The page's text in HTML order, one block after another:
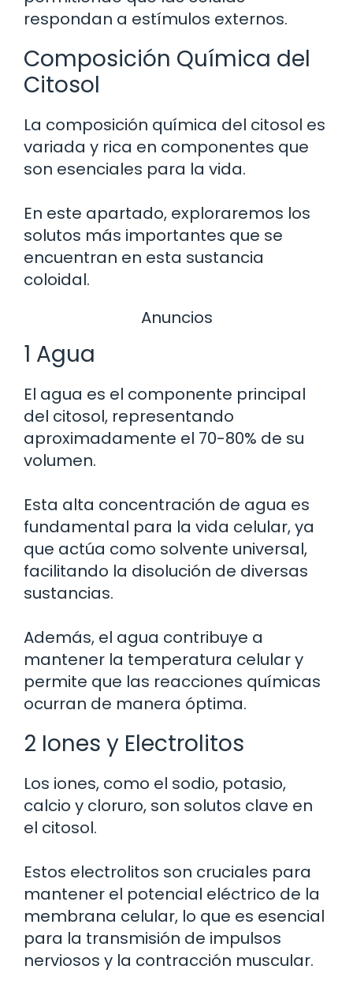
respondan a estímulos externos.
Composición Química del
Citosol
La composición química del citosol es
variada y rica en componentes que
son esenciales para la vida.
En este apartado, exploraremos los
solutos más importantes que se
encuentran en esta sustancia
coloidal.
Anuncios
1 Agua
El agua es el componente principal
del citosol, representando
aproximadamente el 70-80% de su
volumen.
Esta alta concentración de agua es
fundamental para la vida celular, ya
que actúa como solvente universal,
facilitando la disolución de diversas
sustancias.
Además, el agua contribuye a
mantener la temperatura celular y
permite que las reacciones químicas
ocurran de manera óptima.
2 Iones y Electrolitos
Los iones, como el sodio, potasio,
calcio y cloruro, son solutos clave en
el citosol.
Estos electrolitos son cruciales para
mantener el potencial eléctrico de la
membrana celular, lo que es esencial
para la transmisión de impulsos
nerviosos y la contracción muscular.